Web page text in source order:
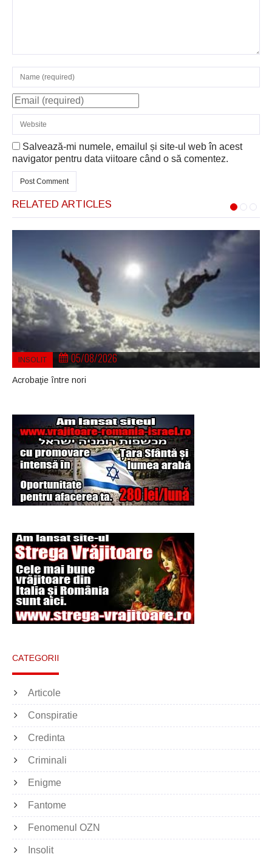
Salvează-mi numele, emailul și site-ul web în acest
navigator pentru data viitoare când o să comentez.
RELATED ARTICLES
INSOLIT 05/08/2026
Acrobaţie între nori
CATEGORII
Articole
Conspiratie
Credinta
Criminali
Enigme
Fantome
Fenomenul OZN
Insolit